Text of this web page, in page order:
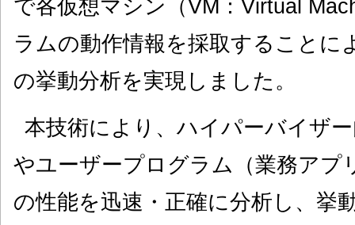
で各仮想マシン（VM：Virtual
ラムの動作情報を採取することに
の挙動分析を実現しました。
本技術により、ハイパーバイザ
やユーザープログラム（業務アプ
の性能を迅速・正確に分析し、挙